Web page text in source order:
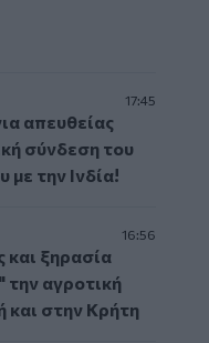
17:45
απευθείας
σύνδεση του
με την Ινδία!
16:56
ξηρασία
την αγροτική
και στην Κρήτη